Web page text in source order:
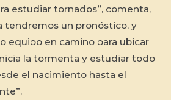
estudiar tornados”, comenta,
tendremos un pronóstico, y
equipo en camino para ubicar
la tormenta y estudiar todo
el nacimiento hasta el